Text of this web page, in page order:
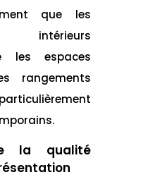
que les
intérieurs
les espaces
rangements
la qualité